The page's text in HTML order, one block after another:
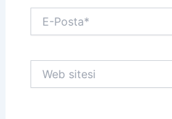
Posta*
sitesi